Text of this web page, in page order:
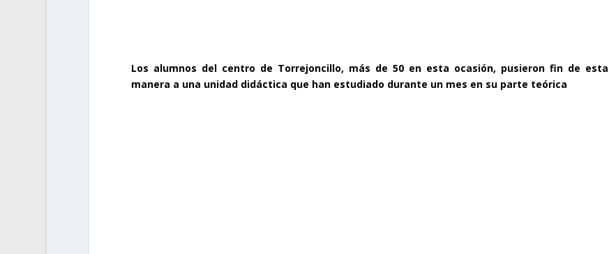
Los alumnos del centro de Torrejoncillo, más de 50 en esta ocasión, pusieron fin de esta
manera a una unidad didáctica que han estudiado durante un mes en su parte teórica